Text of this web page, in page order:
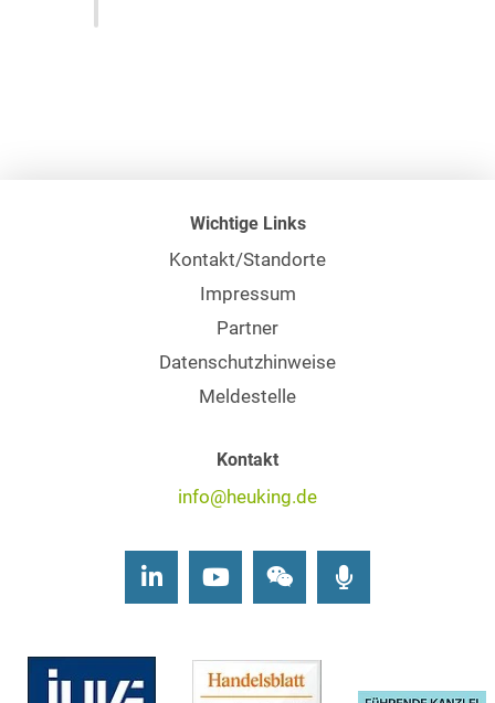
Wichtige Links
Kontakt/Standorte
Impressum
Partner
Datenschutzhinweise
Meldestelle
Kontakt
info@heuking.de
LinkedInYoutubeWechat